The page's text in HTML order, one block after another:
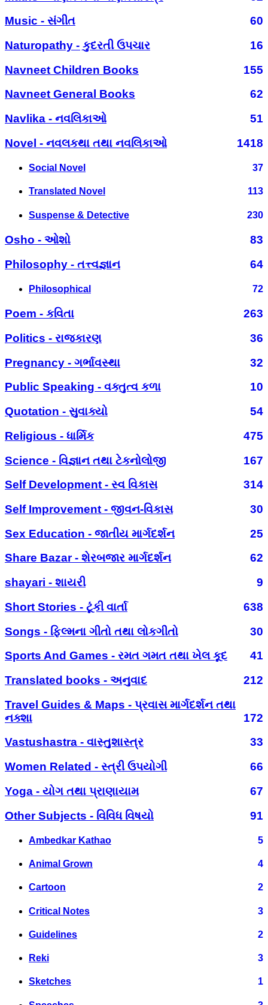
Music - સંગીત
60
Naturopathy - કુદરતી ઉપચાર
16
Navneet Children Books
155
Navneet General Books
62
Navlika - નવલિકાઓ
51
Novel - નવલકથા તથા નવલિકાઓ
1418
Social Novel 37
Translated Novel 113
Suspense & Detective 230
Osho - ઓશો
83
Philosophy - તત્ત્વજ્ઞાન
64
Philosophical 72
Poem - કવિતા
263
Politics - રાજકારણ
36
Pregnancy - ગર્ભાવસ્થા
32
Public Speaking - વક્તુત્વ કળા
10
Quotation - સુવાક્યો
54
Religious - ધાર્મિક
475
Science - વિજ્ઞાન તથા ટેકનોલોજી
167
Self Development - સ્વ વિકાસ
314
Self Improvement - જીવન-વિકાસ
30
Sex Education - જાતીય માર્ગદર્શન
25
Share Bazar - શેરબજાર માર્ગદર્શન
62
shayari - શાયરી
9
Short Stories - ટૂંકી વાર્તા
638
Songs - ફિલ્મના ગીતો તથા લોકગીતો
30
Sports And Games - રમત ગમત તથા ખેલ કૂદ
41
Translated books - અનુવાદ
212
Travel Guides & Maps - પ્રવાસ માર્ગદર્શન તથા
નક્શા
172
Vastushastra - વાસ્તુશાસ્ત્ર
33
Women Related - સ્ત્રી ઉપયોગી
66
Yoga - યોગ તથા પ્રાણાયામ
67
Other Subjects - વિવિધ વિષયો
91
Ambedkar Kathao 5
Animal Grown 4
Cartoon 2
Critical Notes 3
Guidelines 2
Reki 3
Sketches 1